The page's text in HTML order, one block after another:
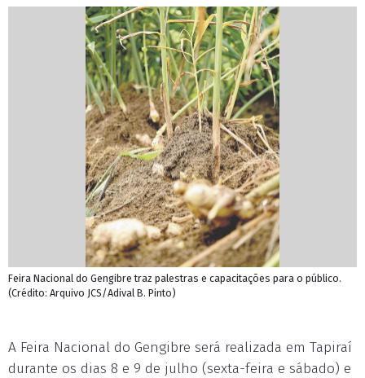
Feira Nacional do Gengibre traz palestras e capacitações para o público.
(Crédito: Arquivo JCS/Adival B. Pinto)
A Feira Nacional do Gengibre será realizada em Tapiraí
durante os dias 8 e 9 de julho (sexta-feira e sábado) e